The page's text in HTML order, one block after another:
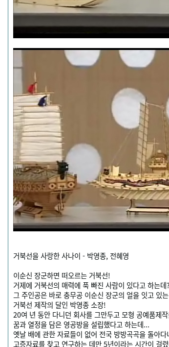
거북선을 사랑한 사나이 - 박영종, 전혜영
이순신 장군하면 떠오르는 거북선!
거제에 거북선의 매력에 푹 빠진 사람이 있다고 하는데?
그 주인공은 바로 충무공 이순신 장군의 얼을 잇고 있는
거북선 제작의 달인 박영종 소장!
20여 년 동안 다니던 회사를 그만두고 모형 공예품제
꿈과 열정을 담은 영공방을 설립했다고 하는데...
옛날 배에 관한 자료들이 없어 전국 방방곡곡을 돌아다
고증자료를 찾고 연구하는 데만 5년이라는 시간이 걸